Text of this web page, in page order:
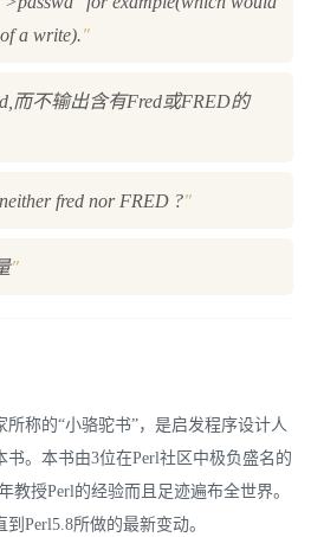
a write)."
而不输出含有Fred或FRED的
fred nor FRED ?"
"
所称的“小骆驼书”，是启发程序设计人
书。本书由3位在Perl社区中极负盛名的
教授Perl的经验而且足迹遍布全世界。
Perl5.8所做的最新变动。